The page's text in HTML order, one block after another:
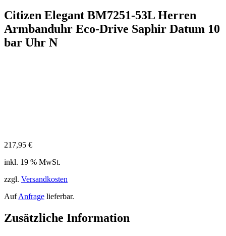
Citizen Elegant BM7251-53L Herren
Armbanduhr Eco-Drive Saphir Datum 10
bar Uhr N
217,95 €
inkl. 19 % MwSt.
zzgl. Versandkosten
AufAnfrage lieferbar.
Zusätzliche Information